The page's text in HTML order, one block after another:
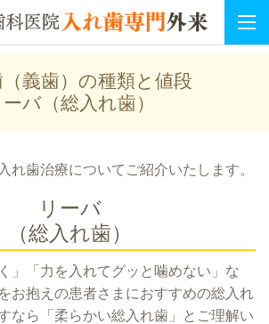
（義歯）の種類と値段
ーバ（総入れ歯）
れ歯治療についてご紹介いたします。
リーバ
（総入れ歯）
」「力を入れてグッと噛めない」な
お抱えの患者さまにおすすめの総入れ
なら「柔らかい総入れ歯」とご理解い